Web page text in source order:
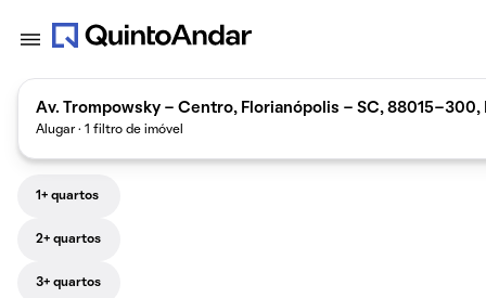
Av. Trompowsky - Centro, Florianópolis - SC, 88015-300,
Alugar · 1 filtro de imóvel
1+ quartos
2+ quartos
3+ quartos